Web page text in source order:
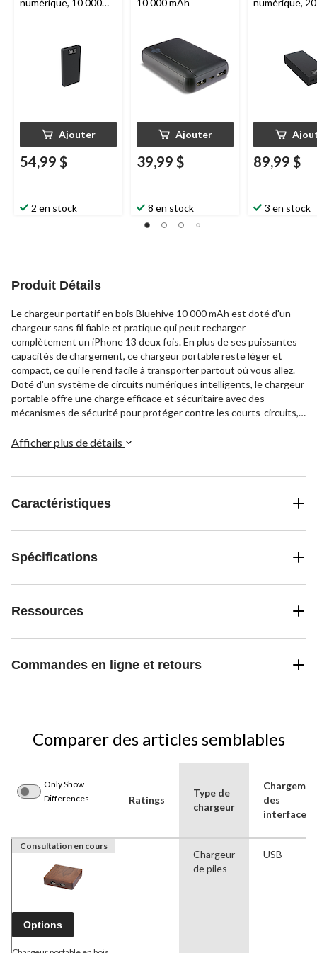
Ajouter
54,99 $
2 en stock
Ajouter
39,99 $
8 en stock
89,99 $
3 en stock
Produit Détails
Le chargeur portatif en bois Bluehive 10 000 mAh est doté d'un
chargeur sans fil fiable et pratique qui peut recharger
complètement un iPhone 13 deux fois. En plus de ses puissantes
capacités de chargement, ce chargeur portable reste léger et
compact, ce qui le rend facile à transporter partout où vous allez.
Doté d'un système de circuits numériques intelligents, le chargeur
portable offre une charge efficace et sécuritaire avec des
mécanismes de sécurité pour protéger contre les courts-circuits,
également doté d'un boîtier en bois naturel qui ajoute une touche
Afficher plus de détails
Caractéristiques
Spécifications
Ressources
Commandes en ligne et retours
Comparer des articles semblables
Only Show
Differences
Ratings
Type de
chargeur
des
interfaces
Consultation en cours
Options
Chargeur
de piles
USB